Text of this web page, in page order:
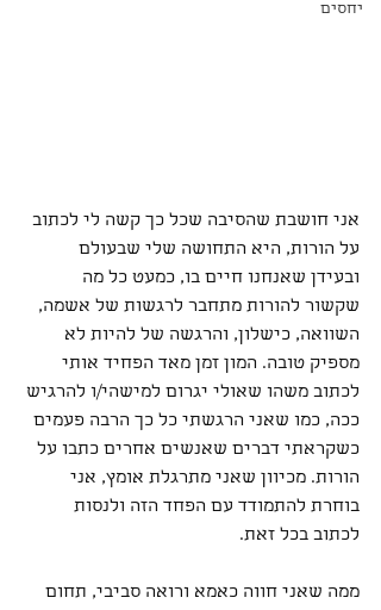
יחסים
אני חושבת שהסיבה שכל כך קשה לי לכתוב
על הורות, היא התחושה שלי שבעולם
ובעידן שאנחנו חיים בו, כמעט כל מה
שקשור להורות מתחבר לרגשות של אשמה,
השוואה, כישלון, והרגשה של להיות לא
מספיק טובה. המון זמן מאד הפחיד אותי
לכתוב משהו שאולי יגרום למישהי/ו להרגיש
ככה, כמו שאני הרגשתי כל כך הרבה פעמים
כשקראתי דברים שאנשים אחרים כתבו על
הורות. מכיוון שאני מתרגלת אומץ, אני
בוחרת להתמודד עם הפחד הזה ולנסות
לכתוב בכל זאת.
ממה שאני חווה כאמא ורואה סביבי, תחום